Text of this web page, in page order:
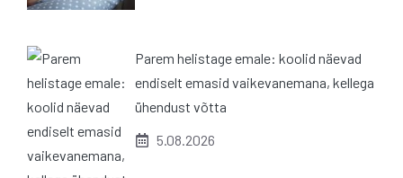
Parem helistage emale: koolid näevad
endiselt emasid vaikevanemana, kellega
ühendust võtta
5.08.2026